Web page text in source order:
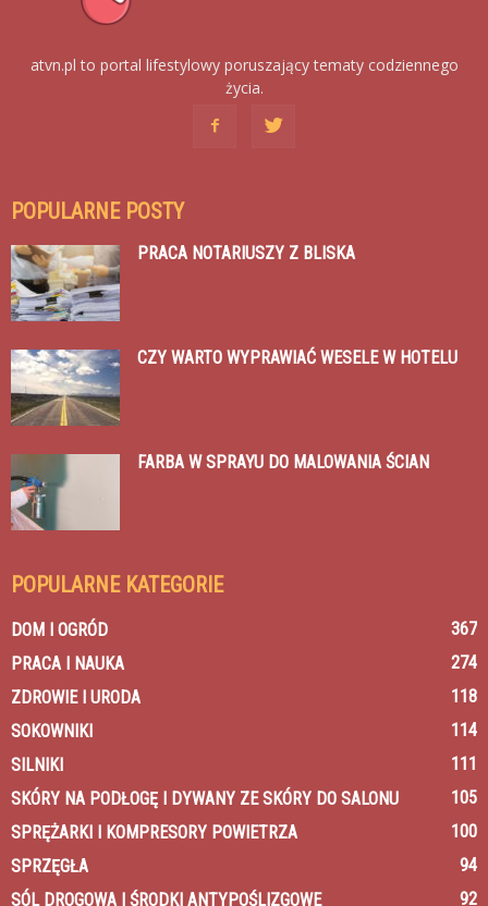
atvn.pl to portal lifestylowy poruszający tematy codziennego
życia.
POPULARNE POSTY
PRACA NOTARIUSZY Z BLISKA
CZY WARTO WYPRAWIAĆ WESELE W HOTELU
FARBA W SPRAYU DO MALOWANIA ŚCIAN
POPULARNE KATEGORIE
DOM I OGRÓD
367
PRACA I NAUKA
274
ZDROWIE I URODA
118
SOKOWNIKI
114
SILNIKI
111
SKÓRY NA PODŁOGĘ I DYWANY ZE SKÓRY DO SALONU
105
SPRĘŻARKI I KOMPRESORY POWIETRZA
100
SPRZĘGŁA
94
SÓL DROGOWA I ŚRODKI ANTYPOŚLIZGOWE
92